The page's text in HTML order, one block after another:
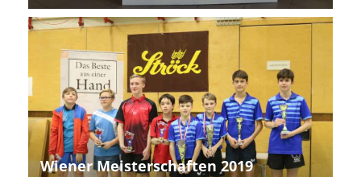
Wiener Meisterschaften 2019